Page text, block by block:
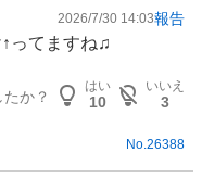
2026/7/30 14:03報告
ってますね♫
か？
はい
10
いいえ
3
No. 26388